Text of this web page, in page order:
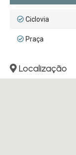
Ciclovia
Praça
Localização